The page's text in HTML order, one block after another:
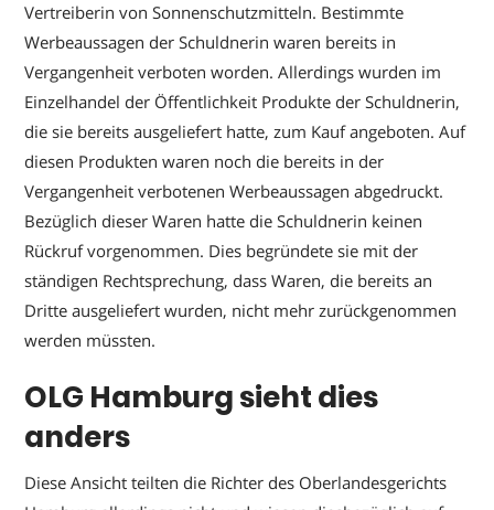
Vertreiberin von Sonnenschutzmitteln. Bestimmte
Werbeaussagen der Schuldnerin waren bereits in
Vergangenheit verboten worden. Allerdings wurden im
Einzelhandel der Öffentlichkeit Produkte der Schuldnerin,
die sie bereits ausgeliefert hatte, zum Kauf angeboten. Auf
diesen Produkten waren noch die bereits in der
Vergangenheit verbotenen Werbeaussagen abgedruckt.
Bezüglich dieser Waren hatte die Schuldnerin keinen
Rückruf vorgenommen. Dies begründete sie mit der
ständigen Rechtsprechung, dass Waren, die bereits an
Dritte ausgeliefert wurden, nicht mehr zurückgenommen
werden müssten.
OLG Hamburg sieht dies
anders
Diese Ansicht teilten die Richter des Oberlandesgerichts